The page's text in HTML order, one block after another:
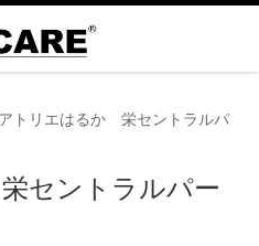
アトリエはるか 栄セントラルパ
セントラルパー